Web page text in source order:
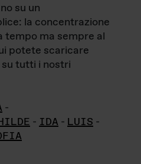
su un
la concentrazione
tempo ma sempre al
potete scaricare
tutti i nostri
-
- IDA - LUIS -